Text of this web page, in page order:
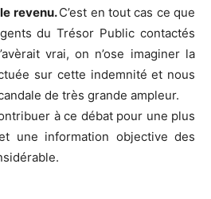
revenu.C’est en tout cas ce que
du Trésor Public contactés
vrai, on n’ose imaginer la
sur cette indemnité et nous
de très grande ampleur.
à ce débat pour une plus
une information objective des